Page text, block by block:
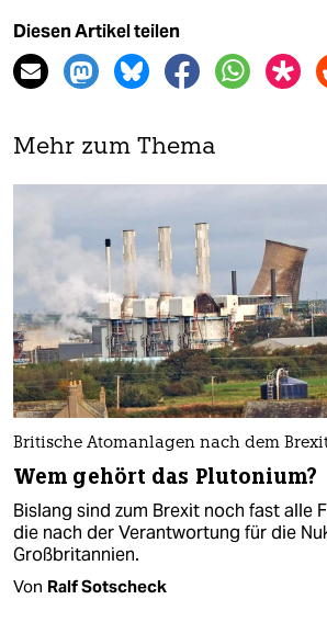
Diesen Artikel teilen
Mehr zum Thema
Britische Atomanlagen nach dem
Wem gehört das Plutonium?
Bislang sind zum Brexit noch fast alle
die nach der Verantwortung für die
Großbritannien.
Von Ralf Sotscheck